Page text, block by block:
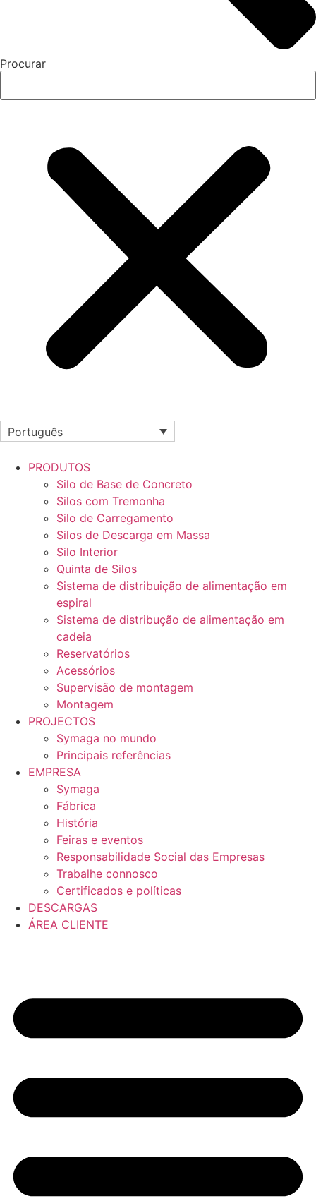
Procurar
Português
PRODUTOS
Silo de Base de Concreto
Silos com Tremonha
Silo de Carregamento
Silos de Descarga em Massa
Silo Interior
Quinta de Silos
Sistema de distribuição de alimentação em
espiral
Sistema de distribução de alimentação em
cadeia
Reservatórios
Acessórios
Supervisão de montagem
Montagem
PROJECTOS
Symaga no mundo
Principais referências
EMPRESA
Symaga
Fábrica
História
Feiras e eventos
Responsabilidade Social das Empresas
Trabalhe connosco
Certificados e políticas
DESCARGAS
ÁREA CLIENTE